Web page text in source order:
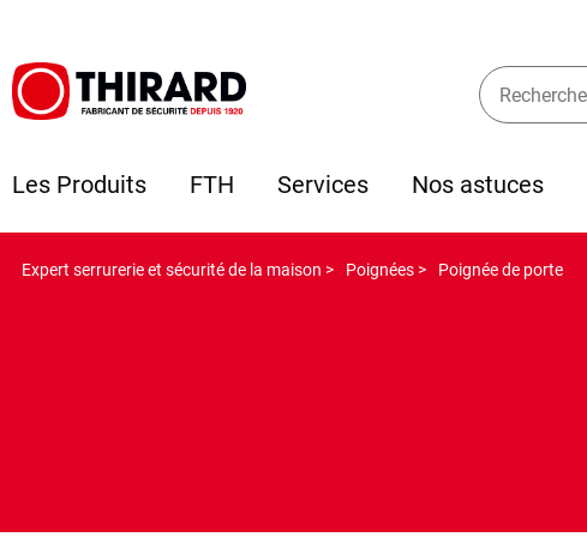
Les Produits FTH Services Nos astuces
Expert serrurerie et sécurité de la maison > Poignées > Poignée de porte